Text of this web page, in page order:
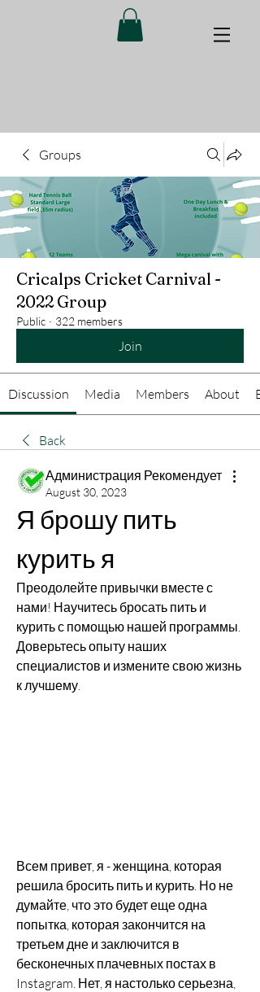
Groups
Cricalps Cricket Carnival -
2022 Group
Public · 322 members
Join
Discussion Media Members About
Back
Администрация Рекомендует
August 30, 2023
Я брошу пить
курить я
Преодолейте привычки вместе с
нами! Научитесь бросать пить и
курить с помощью нашей программы.
Доверьтесь опыту наших
специалистов и измените свою жизнь
к лучшему.
Всем привет, я - женщина, которая
решила бросить пить и курить. Но не
думайте, что это будет еще одна
попытка, которая закончится на
третьем дне и заключится в
бесконечных плачевных постах в
Instagram. Нет, я настолько серьезна,